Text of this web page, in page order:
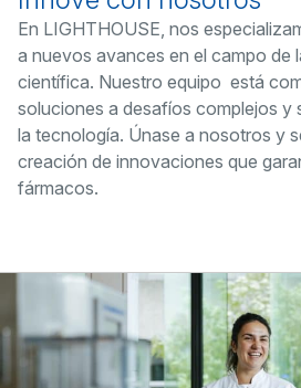
En LIGHTHOUSE, nos
a nuevos avances en el campo de
científica. Nuestro equipo está
soluciones a desafíos complejos y
la tecnología. Únase a nosotros y
creación de innovaciones que
fármacos.